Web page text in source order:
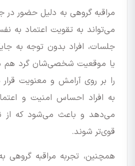
مراقبه گروهی به دلیل حضور
می‌تواند به تقویت اعتماد به
جلسات، افراد بدون توجه به
یا موقعیت شخصی‌شان گرد هم
را بر روی آرامش و معنویت
به افراد احساس امنیت و
می‌دهد و باعث می‌شود که از
قوی‌تر شوند.
همچنین، تجربه مراقبه گروهی